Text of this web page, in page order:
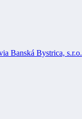
Banská Bystrica, s.r.o.